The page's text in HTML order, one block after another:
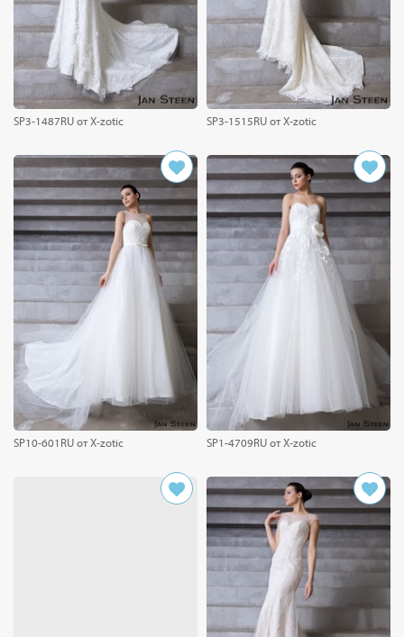
SP3-1487RU от X-zotic SP3-1515RU от X-zotic
SP10-601RU от X-zotic SP1-4709RU от X-zotic